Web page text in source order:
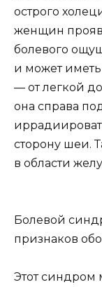
острого
женщин
болевого
и может
— от легкой
она справа
сторону шеи.
в области
Болевой
признаков
Этот синдром